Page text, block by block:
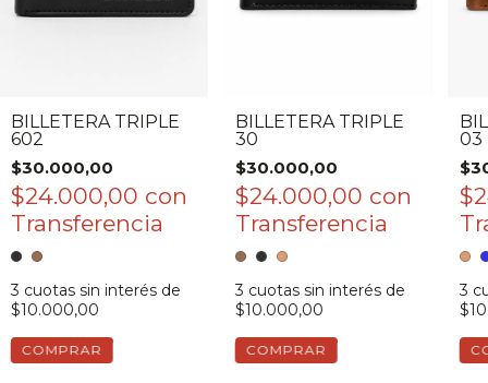
BILLETERA TRIPLE
602
$30.000,00
$24.000,00 con
3 cuotas sin interés de
$10.000,00
COMPRAR
BILLETERA TRIPLE
30
$30.000,00
$24.000,00 con
3 cuotas sin interés de
$10.000,00
COMPRAR
03
3